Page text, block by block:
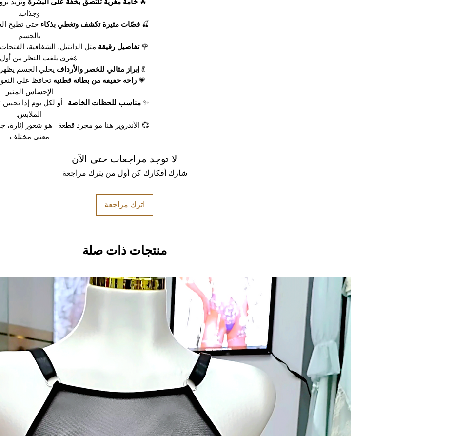
وجذاب.
🍒قصّات مثيرة تكشف وتغطي بذكاء حتى تطيح
بالجسم.
🌹تفاصيل رقيقة مثل الدانتيل، الشفافية،
مُغري يلفت النظر من
💃إبراز مثالي للخصر والأرداف يخلي الجسم
💗 راحة خفيفة من بطانة قطنية تحافظ على
الإحساس المثير.
✨مناسب للحظات الخاصة… أو لكل يوم إذا
الملابس.
💞 الأندروير هنا مو مجرد قطعة—هو شعور إثارة،
معنى مختلف.
لا توجد مراجعات حتى الآن
شارك أفكارك. كن أول من يترك مراجعة.
اترك مراجعة
منتجات ذات صلة